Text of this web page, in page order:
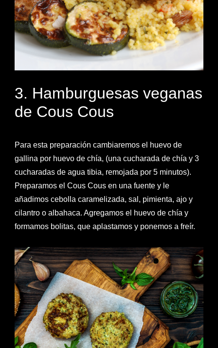
3. Hamburguesas veganas
de Cous Cous
Para esta preparación cambiaremos el huevo de
gallina por huevo de chía, (una cucharada de chía y 3
cucharadas de agua tibia, remojada por 5 minutos).
Preparamos el Cous Cous en una fuente y le
añadimos cebolla caramelizada, sal, pimienta, ajo y
cilantro o albahaca. Agregamos el huevo de chía y
formamos bolitas, que aplastamos y ponemos a freír.